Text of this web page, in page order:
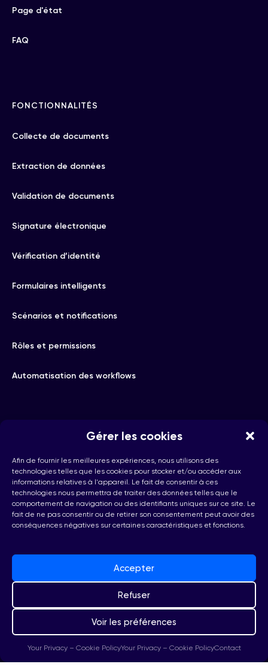
Gérer les cookies
Afin de fournir les meilleures expériences, nous utilisons des
technologies telles que les cookies pour stocker et/ou accéder aux
informations relatives à l'appareil. Le fait de consentir à ces
technologies nous permettra de traiter des données telles que le
comportement de navigation ou des identifiants uniques sur ce site. Le
fait de ne pas consentir ou de retirer son consentement peut avoir des
conséquences négatives sur certaines caractéristiques et fonctions.
Accepter
Refuser
Voir les préférences
Your Privacy – Cookie PolicyYour Privacy – Cookie PolicyContact
Page d'état
FAQ
FONCTIONNALITÉS
Collecte de documents
Extraction de données
Validation de documents
Signature électronique
Vérification d’identité
Formulaires intelligents
Scénarios et notifications
Rôles et permissions
Automatisation des workflows
hello@checkhub.io
+32(0)25860071
Bruxelles, Belgique
PrivacyTermsGDPR